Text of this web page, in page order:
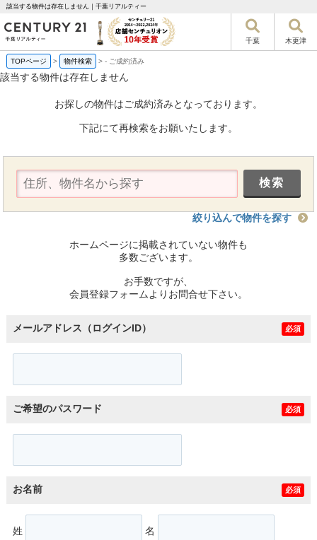
該当する物件は存在しません｜千葉リアルティー
千葉 木更津
TOPページ > 物件検索 >- ご成約済み
該当する物件は存在しません
お探しの物件はご成約済みとなっております。
下記にて再検索をお願いたします。
絞り込んで物件を探す
ホームページに掲載されていない物件も
多数ございます。
お手数ですが、
会員登録フォームよりお問合せ下さい。
メールアドレス（ログインID） 必須
ご希望のパスワード 必須
お名前 必須
姓 名